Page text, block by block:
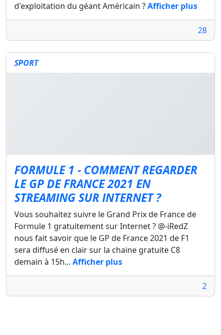
d'exploitation du géant Américain ?Afficher plus
28
SPORT
FORMULE 1 - COMMENT REGARDER
LE GP DE FRANCE 2021 EN
STREAMING SUR INTERNET ?
Vous souhaitez suivre le Grand Prix de France de
Formule 1 gratuitement sur Internet ? @-iRedZ
nous fait savoir que le GP de France 2021 de F1
sera diffusé en clair sur la chaine gratuite C8
demain à 15h... Afficher plus
2